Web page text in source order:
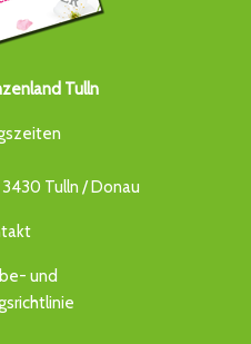
Tulln
Tulln / Donau
und